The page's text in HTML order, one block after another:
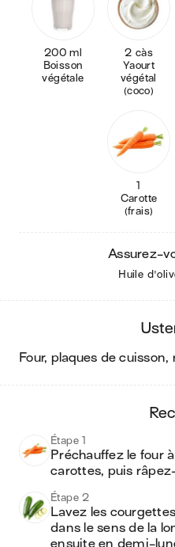
200 ml
Boisson
végétale
2 càs
Yaourt
végétal
(coco)
1
Carotte
(frais)
Assurez-
Huile
four, plaques de
Étape 1
Préchauffez le four
carottes, puis
Étape 2
Lavez les
dans le sens de la
ensuite en demi-